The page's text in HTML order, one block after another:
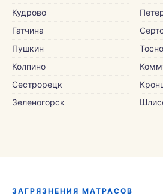
Кудрово
Гатчина
Пушкин
Колпино
Сестрорецк
Зеленогорск
Тосно
ЗАГРЯЗНЕНИЯ МАТРАСОВ